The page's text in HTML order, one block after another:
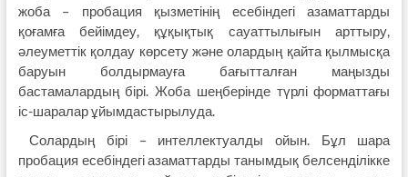
жоба – пробация қызметінің есебіндегі азаматтарды
қоғамға бейімдеу, құқықтық сауаттылығын арттыру,
әлеуметтік қолдау көрсету және олардың қайта қылмысқа
баруын болдырмауға бағытталған маңызды
бастамалардың бірі. Жоба шеңберінде түрлі форматтағы
іс-шаралар ұйымдастырылуда.
Солардың бірі – интеллектуалды ойын. Бұл шара
пробация есебіндегі азаматтарды танымдық белсенділікке